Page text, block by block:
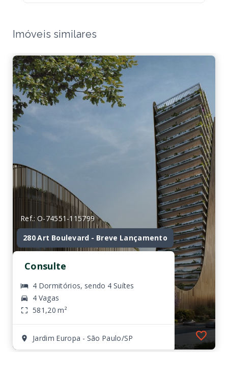
Imóveis similares
Ref.: O-74551-115799
280 Art Boulevard - Breve Lançamento
Consulte
4 Dormitórios, sendo 4 Suítes
4 Vagas
581,20 m²
Jardim Europa - São Paulo/SP